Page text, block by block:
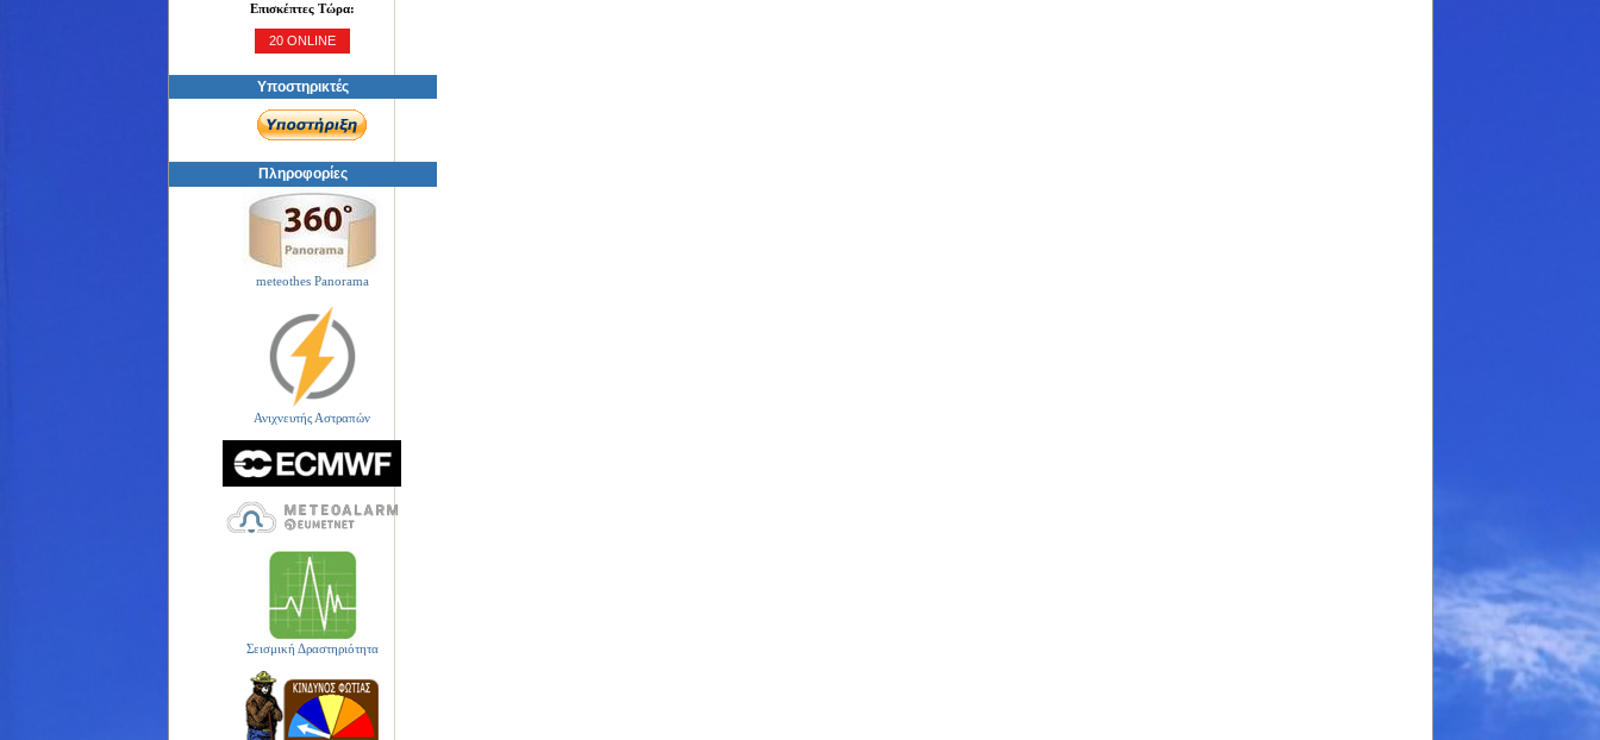
Επισκέπτες Τώρα:
20 ONLINE
Υποστηρικτές
Πληροφορίες
meteothes Panorama
Ανιχνευτής Αστραπών
Σεισμική Δραστηριότητα